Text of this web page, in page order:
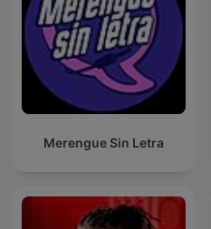
Merengue Sin Letra